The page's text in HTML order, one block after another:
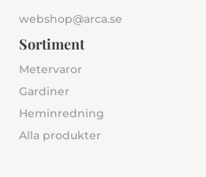
webshop@arca.se
Sortiment
Metervaror
Gardiner
Heminredning
Alla produkter